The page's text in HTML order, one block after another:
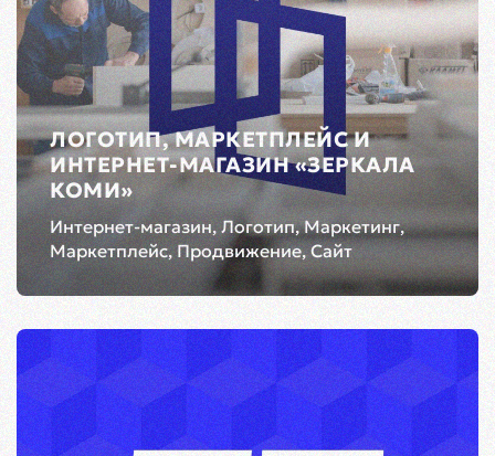
ЛОГОТИП, МАРКЕТПЛЕЙС И
ИНТЕРНЕТ-МАГАЗИН «ЗЕРКАЛА
КОМИ»
Интернет-магазин, Логотип, Маркетинг,
Маркетплейс, Продвижение, Сайт